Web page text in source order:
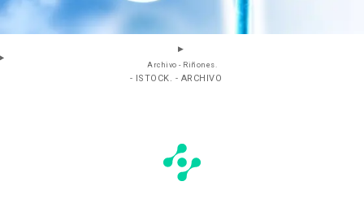
Archivo - Riñones.
- ISTOCK. - ARCHIVO